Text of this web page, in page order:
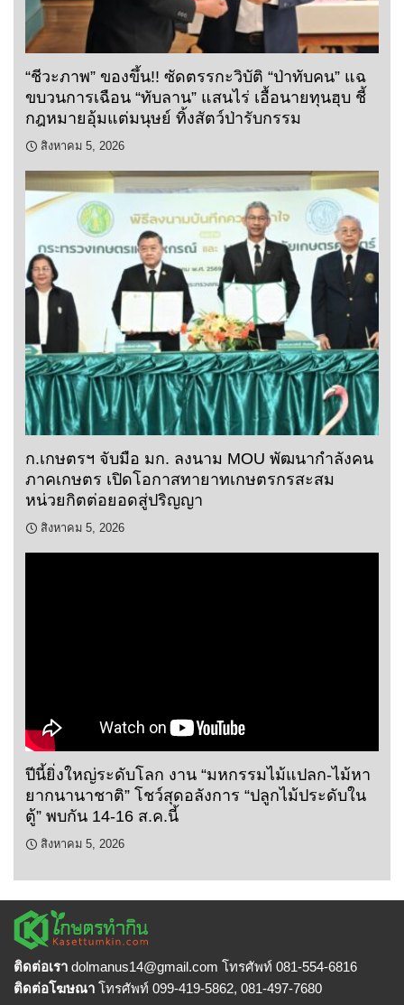
“ชีวะภาพ” ของขึ้น!! ซัดตรรกะวิบัติ “ป่าทับคน” แฉ
ขบวนการเฉือน “ทับลาน” แสนไร่ เอื้อนายทุนฮุบ ชี้
กฎหมายอุ้มแต่มนุษย์ ทิ้งสัตว์ป่ารับกรรม
สิงหาคม 5, 2026
ก.เกษตรฯ จับมือ มก. ลงนาม MOU พัฒนากำลังคน
ภาคเกษตร เปิดโอกาสทายาทเกษตรกรสะสม
หน่วยกิตต่อยอดสู่ปริญญา
สิงหาคม 5, 2026
ปีนี้ยิ่งใหญ่ระดับโลก งาน “มหกรรมไม้แปลก-ไม้หา
ยากนานาชาติ” โชว์สุดอลังการ “ปลูกไม้ประดับใน
ตู้” พบกัน 14-16 ส.ค.นี้
สิงหาคม 5, 2026
ติดต่อเรา dolmanus14@gmail.com โทรศัพท์ 081-554-6816
ติดต่อโฆษณา โทรศัพท์ 099-419-5862, 081-497-7680